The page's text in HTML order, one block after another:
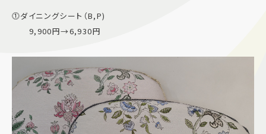
アクセス＆駐車場
よくあるご質問
スタッフ募集
サイトマップ
プライバシーポリシー
⓵ダイニングシート（B,P)
9,900円→6,930円